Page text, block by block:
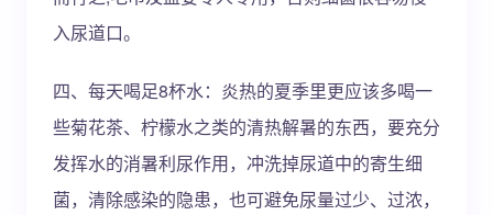
入尿道口。
四、每天喝足8杯水：炎热的夏季里更应该多喝一
些菊花茶、柠檬水之类的清热解暑的东西，要充分
发挥水的消暑利尿作用，冲洗掉尿道中的寄生细
菌，清除感染的隐患，也可避免尿量过少、过浓，